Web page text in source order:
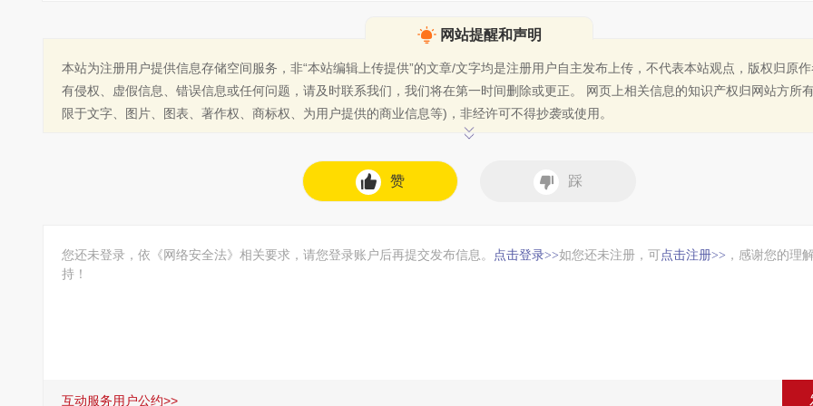
网站提醒和声明
本站为注册用户提供信息存储空间服务，非“本站编辑上传提供”的文章/文字均是注册用户自主发布上传，不代表本站观点，版权归原
有侵权、虚假信息、错误信息或任何问题，请及时联系我们，我们将在第一时间删除或更正。
网页上相关信息的知识产权归网站方所
限于文字、图片、图表、著作权、商标权、为用户提供的商业信息等)，非经许可不得抄袭或使用。
赞 踩
互动服务用户公约>>
您还未登录，依《网络安全法》相关要求，请您登录账户后再提交发布信息。 点击登录>>如您还未注册，可点击注册>> ，感谢您的理
持！